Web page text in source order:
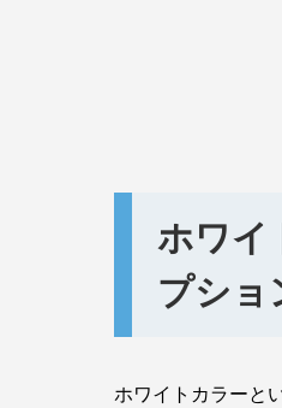
ホワイ
プショ
ホワイトカラーと